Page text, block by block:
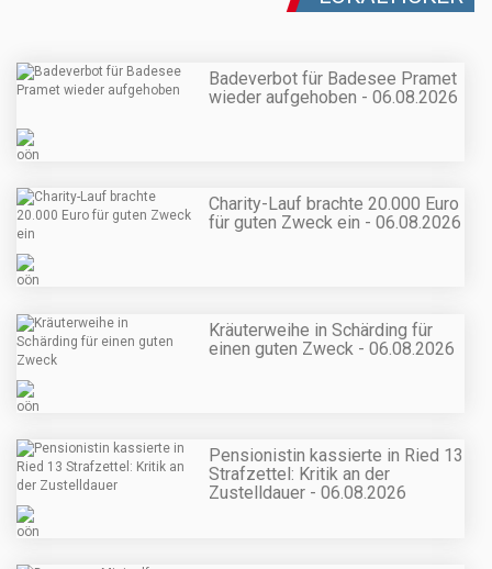
Badeverbot für Badesee Pramet
wieder aufgehoben - 06.08.2026
Charity-Lauf brachte 20.000 Euro
für guten Zweck ein - 06.08.2026
Kräuterweihe in Schärding für
einen guten Zweck - 06.08.2026
Pensionistin kassierte in Ried 13
Strafzettel: Kritik an der
Zustelldauer - 06.08.2026